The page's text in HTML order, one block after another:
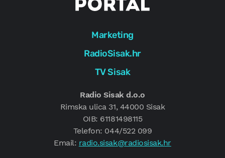
Marketing
RadioSisak.hr
TV Sisak
Radio Sisak d.o.o
Rimska ulica 31, 44000 Sisak
OIB: 61181498115
Telefon: 044/522 099
Email: radio.sisak@radiosisak.hr